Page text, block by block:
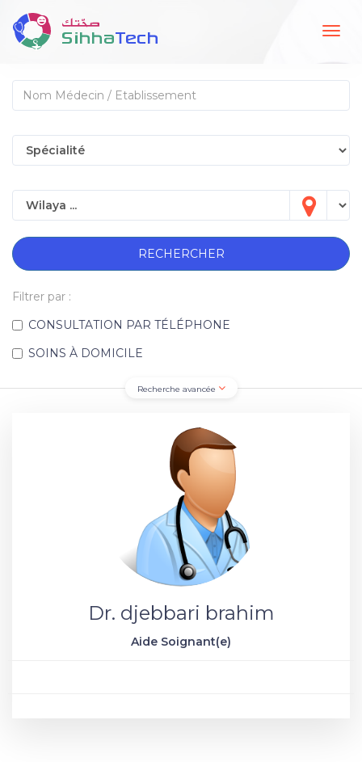
RECHERCHER
Filtrer par :
CONSULTATION PAR TÉLÉPHONE
SOINS À DOMICILE
Recherche avancée
Dr. djebbari brahim
Aide Soignant(e)